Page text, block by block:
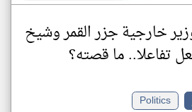
خارجية جزر القمر وشيخ
تفاعلا.. ما قصته؟
Politics